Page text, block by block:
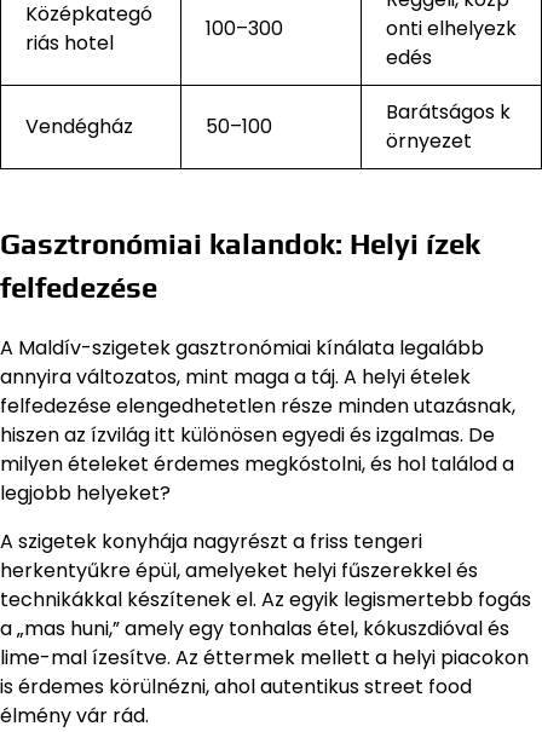
Középkategó
riás hotel
100–300
onti elhelyezk
edés
Vendégház 50–100
Barátságos k
örnyezet
Gasztronómiai kalandok: Helyi ízek
felfedezése
A Maldív-szigetek gasztronómiai kínálata legalább
annyira változatos, mint maga a táj. A helyi ételek
felfedezése elengedhetetlen része minden utazásnak,
hiszen az ízvilág itt különösen egyedi és izgalmas. De
milyen ételeket érdemes megkóstolni, és hol találod a
legjobb helyeket?
A szigetek konyhája nagyrészt a friss tengeri
herkentyűkre épül, amelyeket helyi fűszerekkel és
technikákkal készítenek el. Az egyik legismertebb fogás
a „mas huni,” amely egy tonhalas étel, kókuszdióval és
lime-mal ízesítve. Az éttermek mellett a helyi piacokon
is érdemes körülnézni, ahol autentikus street food
élmény vár rád.